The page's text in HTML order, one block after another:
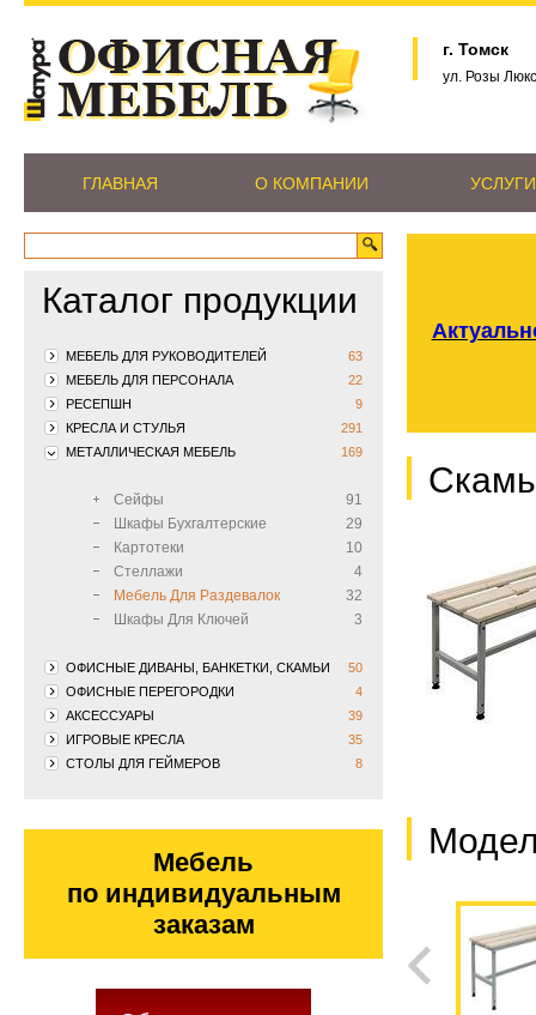
г. Томск
ул. Розы
ГЛАВНАЯ О КОМПАНИИ УСЛУГИ
Каталог продукции
МЕБЕЛЬ ДЛЯ РУКОВОДИТЕЛЕЙ
63
МЕБЕЛЬ ДЛЯ ПЕРСОНАЛА
22
РЕСЕПШН
9
КРЕСЛА И СТУЛЬЯ
291
МЕТАЛЛИЧЕСКАЯ МЕБЕЛЬ
169
Сейфы
91
Шкафы Бухгалтерские
29
Картотеки
10
Стеллажи
4
Мебель Для Раздевалок
32
Шкафы Для Ключей
3
ОФИСНЫЕ ДИВАНЫ, БАНКЕТКИ, СКАМЬИ
50
ОФИСНЫЕ ПЕРЕГОРОДКИ
4
АКСЕССУАРЫ
39
ИГРОВЫЕ КРЕСЛА
35
СТОЛЫ ДЛЯ ГЕЙМЕРОВ
8
Мебель
по индивидуальным
заказам